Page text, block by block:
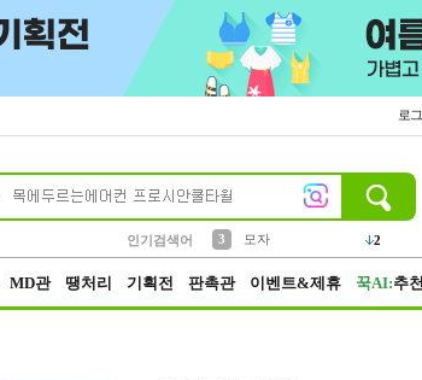
로
인기검색어
4
선풍기
MD관 땡처리 기획전 판촉관 이벤트&제휴 꾹AI:추천